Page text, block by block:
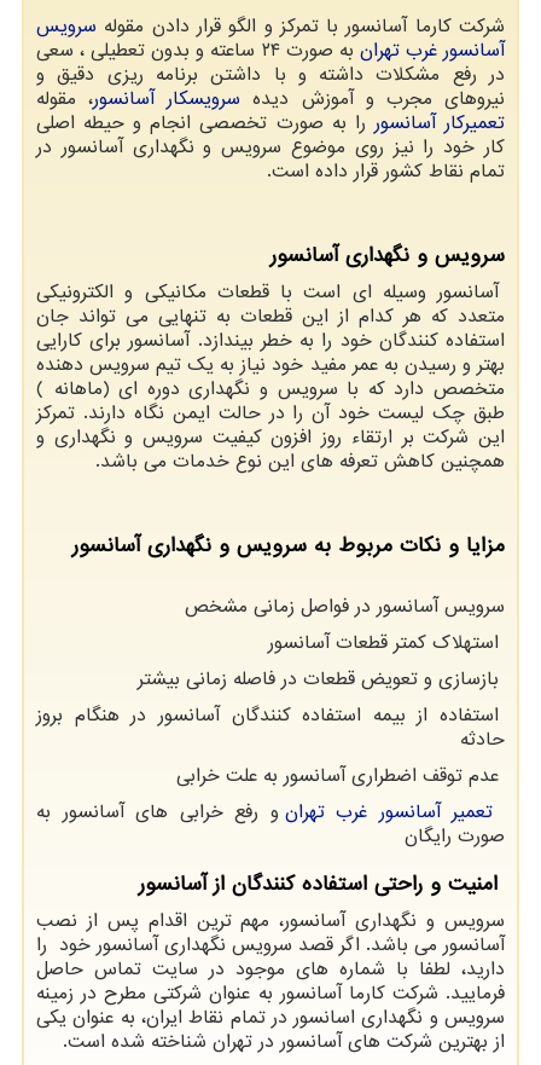
شرکت کارما آسانسور با تمرکز و الگو قرار دادن مقوله سرویس
آسانسور غرب تهران
به صورت ۲۴ ساعته و بدون تعطیلی ، سعی
در رفع مشکلات داشته و با داشتن برنامه ریزی دقیق و
نیروهای مجرب و آموزش دیده سرویسکار آسانسور، مقوله
تعمیرکار آسانسور را به صورت تخصصی انجام و حیطه اصلی
کار خود را نیز روی موضوع سرویس و نگهداری آسانسور در
تمام نقاط کشور قرار داده است.
سرویس و نگهداری آسانسور
آسانسور وسیله ای است با قطعات مکانیکی و الکترونیکی
متعدد که هر کدام از این قطعات به تنهایی می تواند جان
استفاده کنندگان خود را به خطر بیندازد. آسانسور برای کارایی
بهتر و رسیدن به عمر مفید خود نیاز به یک تیم سرویس دهنده
متخصص دارد که با سرویس و نگهداری دوره ای (ماهانه )
طبق چک لیست خود آن را در حالت ایمن نگاه دارند. تمرکز
این شرکت بر ارتقاء روز افزون کیفیت سرویس و نگهداری و
همچنین کاهش تعرفه های این نوع خدمات می باشد.
مزایا و نکات مربوط به سرویس و نگهداری آسانسور
سرویس آسانسور در فواصل زمانی مشخص
استهلاک کمتر قطعات آسانسور
بازسازی و تعویض قطعات در فاصله زمانی بیشتر
استفاده از بیمه استفاده کنندگان آسانسور در هنگام بروز
حادثه
عدم توقف اضطراری آسانسور به علت خرابی
تعمیر آسانسور غرب تهران و رفع خرابی های آسانسور به
صورت رایگان
امنیت و راحتی استفاده کنندگان از آسانسور
سرویس و نگهداری آسانسور، مهم ترین اقدام پس از نصب
آسانسور می باشد. اگر قصد سرویس نگهداری آسانسور خود را
دارید، لطفا با شماره های موجود در سایت تماس حاصل
فرمایید. شرکت کارما آسانسور به عنوان شرکتی مطرح در زمینه
سرویس و نگهداری اسانسور در تمام نقاط ایران، به عنوان یکی
از بهترین شرکت های آسانسور در تهران شناخته شده است.